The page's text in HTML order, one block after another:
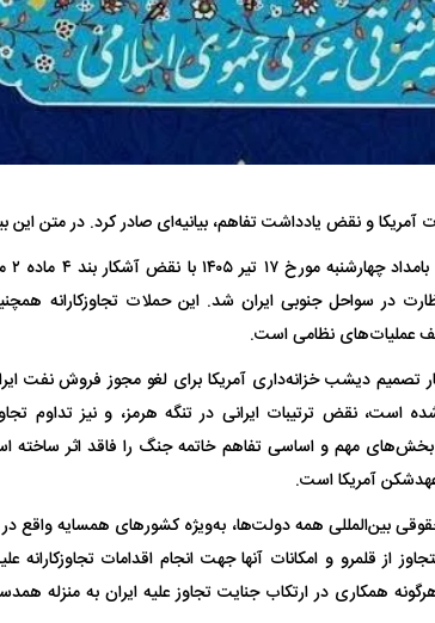
آمریکا و نقض یادداشت تفاهم، بیانیه‌ای صادر کرد. در متن این
ارتش
در سواحل جنوبی ایران شد. این حملات تجاوزکارانه
عملیات‌های نظامی است.
تصمیم دیشب خزانه‌داری آمریکا برای لغو مجوز فروش نفت
شده است، نقض ترتیبات ایرانی در تنگه هرمز، و نیز تداوم
بخش‌های مهم و اساسی تفاهم خاتمه جنگ را فاقد اثر
آمریکا است.
بین‌المللی همه دولت‌ها، به‌ویژه کشورهای همسایه واقع
از قلمرو و امکانات آنها جهت انجام اقدامات تجاوزکارانه
همکاری در ارتکاب جنایت تجاوز علیه ایران به منزله
چیست؟
مرگبارتر پهپادهای